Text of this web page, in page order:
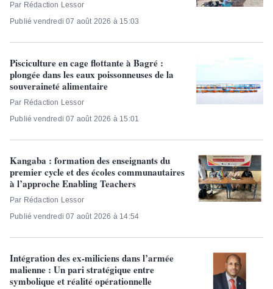
Par Rédaction Lessor
Publié vendredi 07 août 2026 à 15:03
Pisciculture en cage flottante à Bagré :
plongée dans les eaux poissonneuses de la
souveraineté alimentaire
Par Rédaction Lessor
Publié vendredi 07 août 2026 à 15:01
Kangaba : formation des enseignants du
premier cycle et des écoles communautaires
à l’approche Enabling Teachers
Par Rédaction Lessor
Publié vendredi 07 août 2026 à 14:54
Intégration des ex-miliciens dans l’armée
malienne : Un pari stratégique entre
symbolique et réalité opérationnelle